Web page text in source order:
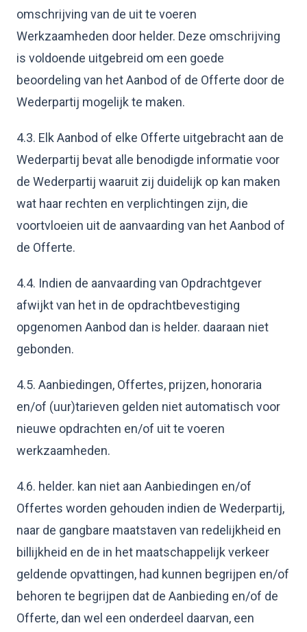
omschrijving van de uit te voeren
Werkzaamheden door helder. Deze omschrijving
is voldoende uitgebreid om een goede
beoordeling van het Aanbod of de Offerte door de
Wederpartij mogelijk te maken.
4.3. Elk Aanbod of elke Offerte uitgebracht aan de
Wederpartij bevat alle benodigde informatie voor
de Wederpartij waaruit zij duidelijk op kan maken
wat haar rechten en verplichtingen zijn, die
voortvloeien uit de aanvaarding van het Aanbod of
de Offerte.
4.4. Indien de aanvaarding van Opdrachtgever
afwijkt van het in de opdrachtbevestiging
opgenomen Aanbod dan is helder. daaraan niet
gebonden.
4.5. Aanbiedingen, Offertes, prijzen, honoraria
en/of (uur)tarieven gelden niet automatisch voor
nieuwe opdrachten en/of uit te voeren
werkzaamheden.
4.6. helder. kan niet aan Aanbiedingen en/of
Offertes worden gehouden indien de Wederpartij,
naar de gangbare maatstaven van redelijkheid en
billijkheid en de in het maatschappelijk verkeer
geldende opvattingen, had kunnen begrijpen en/of
behoren te begrijpen dat de Aanbieding en/of de
Offerte, dan wel een onderdeel daarvan, een